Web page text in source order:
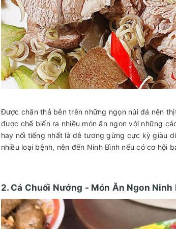
Được chăn thả bên trên những ngọn núi đá nên
được chế biến ra nhiều món ăn ngon với những
hay nổi tiếng nhất là dê tương gừng cực kỳ giàu
nhiều loại bệnh, nên đến Ninh Bình nếu có cơ hội
2. Cá Chuối Nướng - Món Ăn Ngon Ninh